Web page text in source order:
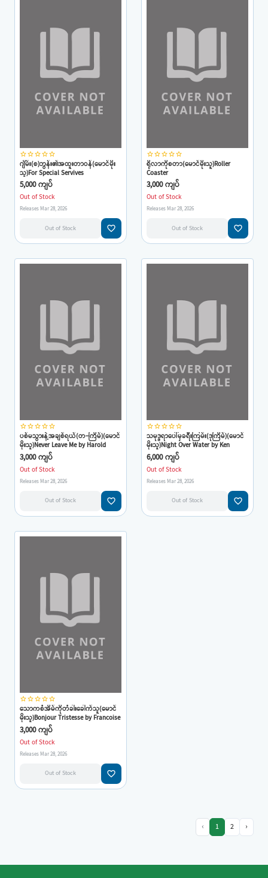
star_borderstar_borderstar_borderstar_borderstar_border
ဂျိမ်း(စ)ဘွန်း၏အထူးတာဝန်(မောင်မိုး
သူ)For Special Servives
5,000 ကျပ်
Out of Stock
Releases Mar 28, 2026
Out of Stock favorite_border
star_borderstar_borderstar_borderstar_borderstar_border
ရိုလာကိုစတာ(မောင်မိုးသူ)Roller
Coaster
3,000 ကျပ်
Out of Stock
Releases Mar 28, 2026
Out of Stock favorite_border
star_borderstar_borderstar_borderstar_borderstar_border
ပစ်မသွားနဲ့အချစ်ရယ်(တ-ကြိမ်)(မောင်
မိုးသူ)Never Leave Me by Harold
Robbins
3,000 ကျပ်
Out of Stock
Releases Mar 28, 2026
Out of Stock favorite_border
star_borderstar_borderstar_borderstar_borderstar_border
သမုဒ္ဒရာပေါ်မှခရီးကြမ်း(ဒုကြိမ်)(မောင်
မိုးသူ)Night Over Water by Ken
Follett
6,000 ကျပ်
Out of Stock
Releases Mar 28, 2026
Out of Stock favorite_border
star_borderstar_borderstar_borderstar_borderstar_border
သောကစံအိမ်ကိုတံခါးခေါက်သူ(မောင်
မိုးသူ)Bonjour Tristesse by Francoise
Sagan
3,000 ကျပ်
Out of Stock
Releases Mar 28, 2026
Out of Stock favorite_border
‹ 1 2 ›